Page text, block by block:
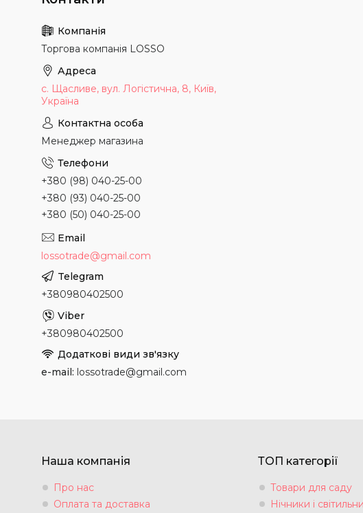
Торгова компанія LOSSO
с. Щасливе, вул. Логістична, 8, Київ,
Україна
Менеджер магазина
+380 (98) 040-25-00
+380 (93) 040-25-00
+380 (50) 040-25-00
lossotrade@gmail.com
+380980402500
+380980402500
e-mail lossotrade@gmail.com
Наша компанія
Про нас
Оплата та доставка
ТОП категорії
Товари для саду
Нічники і